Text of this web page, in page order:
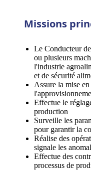
Missions
Le Conducteur
ou plusieurs
l'industrie
et de sécurité
Assure la mise
Effectue le
production
Surveille les
pour garantir la
Réalise des
signale les
Effectue des
processus de